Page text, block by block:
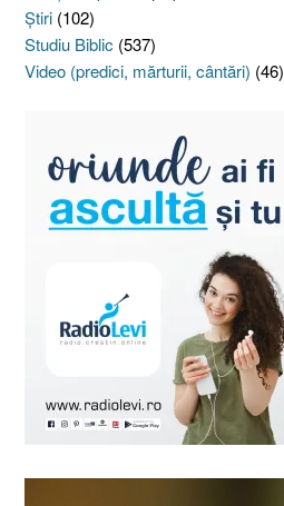
Ştiri (102)
Studiu Biblic (537)
Video (predici, mărturii, cântări) (46)